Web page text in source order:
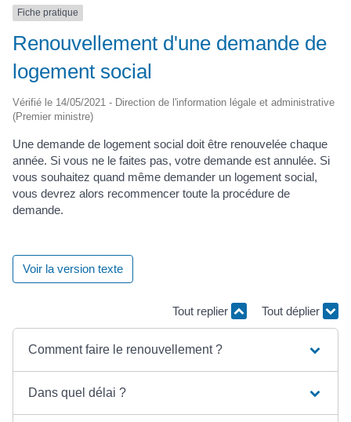
Fiche pratique
Renouvellement d'une demande de
logement social
Vérifié le 14/05/2021 - Direction de l'information légale et administrative
(Premier ministre)
Une demande de logement social doit être renouvelée chaque
année. Si vous ne le faites pas, votre demande est annulée. Si
vous souhaitez quand même demander un logement social,
vous devrez alors recommencer toute la procédure de
demande.
Voir la version texte
Tout replier Tout déplier
Comment faire le renouvellement ?
Dans quel délai ?